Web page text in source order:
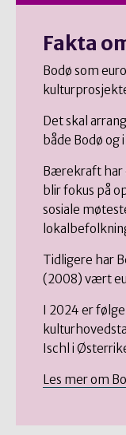
Fakta
Bodø som
Det skal
både Bodø og
Bærekraft har
blir fokus på
sosiale
Tidligere har
(2008) vært
I 2024 er
Ischl i
Les mer om